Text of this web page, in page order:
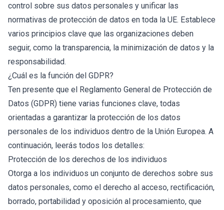
control sobre sus datos personales y unificar las
normativas de protección de datos en toda la UE. Establece
varios principios clave que las organizaciones deben
seguir, como la transparencia, la minimización de datos y la
responsabilidad.
¿Cuál es la función del GDPR?
Ten presente que el Reglamento General de Protección de
Datos (GDPR) tiene varias funciones clave, todas
orientadas a garantizar la protección de los datos
personales de los individuos dentro de la Unión Europea. A
continuación, leerás todos los detalles:
Protección de los derechos de los individuos
Otorga a los individuos un conjunto de derechos sobre sus
datos personales, como el derecho al acceso, rectificación,
borrado, portabilidad y oposición al procesamiento, que